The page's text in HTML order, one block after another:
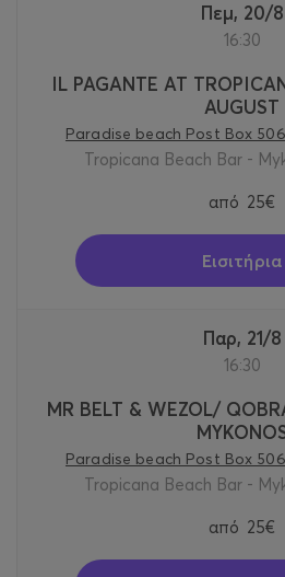
Πεμ, 20/8
16:30
IL PAGANTE AT
AUGUST
Paradise beach Post Box
Tropicana Beach Bar -
από 25€
Εισιτήρια
Παρ, 21/8
16:30
MR BELT & WEZOL/
Paradise beach Post Box
Tropicana Beach Bar -
από 25€